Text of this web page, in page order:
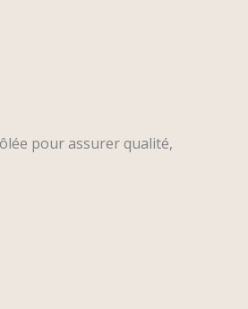
pour assurer qualité,